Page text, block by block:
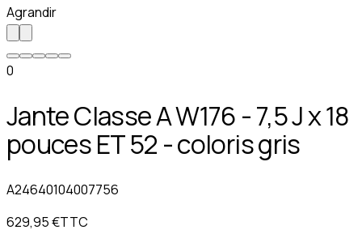
Agrandir
0
Jante Classe A W176 - 7,5 J x 18
pouces ET 52 - coloris gris
A24640104007756
629,95 €TTC